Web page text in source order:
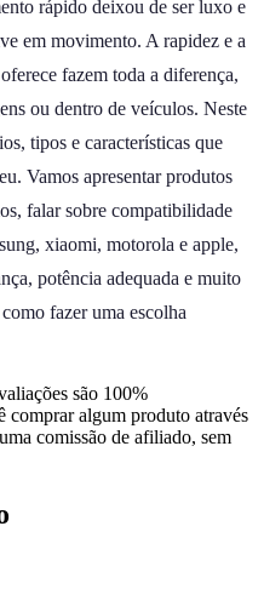
rápido deixou de ser luxo e
em movimento. A rapidez e a
fazem toda a diferença,
ou dentro de veículos. Neste
tipos e características que
Vamos apresentar produtos
falar sobre compatibilidade
xiaomi, motorola e apple,
potência adequada e muito
fazer uma escolha
são 100%
comprar algum produto através
comissão de afiliado, sem